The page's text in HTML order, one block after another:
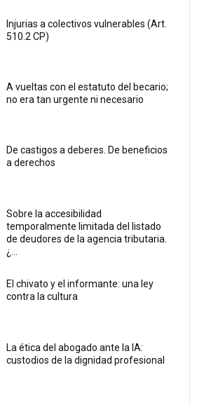
Injurias a colectivos vulnerables (Art.
510.2 CP)
A vueltas con el estatuto del becario;
no era tan urgente ni necesario
De castigos a deberes. De beneficios
a derechos
Sobre la accesibilidad
temporalmente limitada del listado
de deudores de la agencia tributaria.
¿...
El chivato y el informante: una ley
contra la cultura
La ética del abogado ante la IA:
custodios de la dignidad profesional